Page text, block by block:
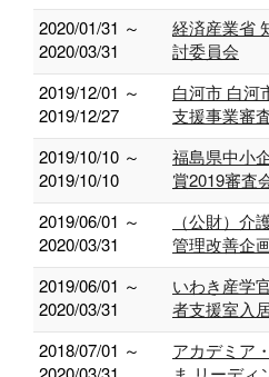
2020/01/31 ～
2020/03/31
経済産業省
討委員会
2019/12/01 ～
2019/12/27
白河市 白河
支援事業審
2019/10/10 ～
2019/10/10
福島県中小
賞2019審査
2019/06/01 ～
2020/03/31
（公財）介
管理改善企
2019/06/01 ～
2020/03/31
いわき産学
者支援室入
2018/07/01 ～
アカデミア